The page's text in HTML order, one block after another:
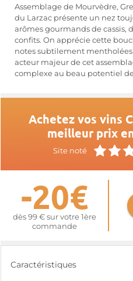
Assemblage de Mourvèdre,
du Larzac présente un nez
arômes gourmands de cassis,
confits. On apprécie cette
notes subtilement mentholées
acteur majeur de cet
complexe au beau potentiel
Achetez vos vins
meilleur prix
Site noté
-20€
dès 99 € sur votre 1ère
commande
Caractéristiques